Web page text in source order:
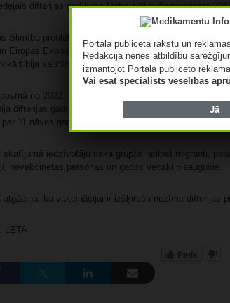
difterijas gadījums Lietuvā tika diagnosticēts
Slimību profilakses un kontroles centrs (ECDC)
Eiropas Ekonomikas zonas (EEZ) valstīs ievērojami
bija saistīts ar inficētu migrantu ieceļošanu Eiropā.
no 2022. gada līdz 2025. gada 4. jūnijam bija
difterijas gadījumi, kas tika ievesti ES un EEZ
par 11 nāves gadījumiem, ko izraisīja difterija.
skatījumā iedzīvotāju riska grupās ietilpst migranti,
nevakcinētas personas un gados vecāki pieaugušie.
atgādina, ka vakcinācijai ir izšķiroša nozīme difterijas
LETA
Patīk
Portālā publicētā rakstu un
Redakcija nenes atbildību
izmantojot Portālā publicēto
Vai esat speciālists veselības
Jā